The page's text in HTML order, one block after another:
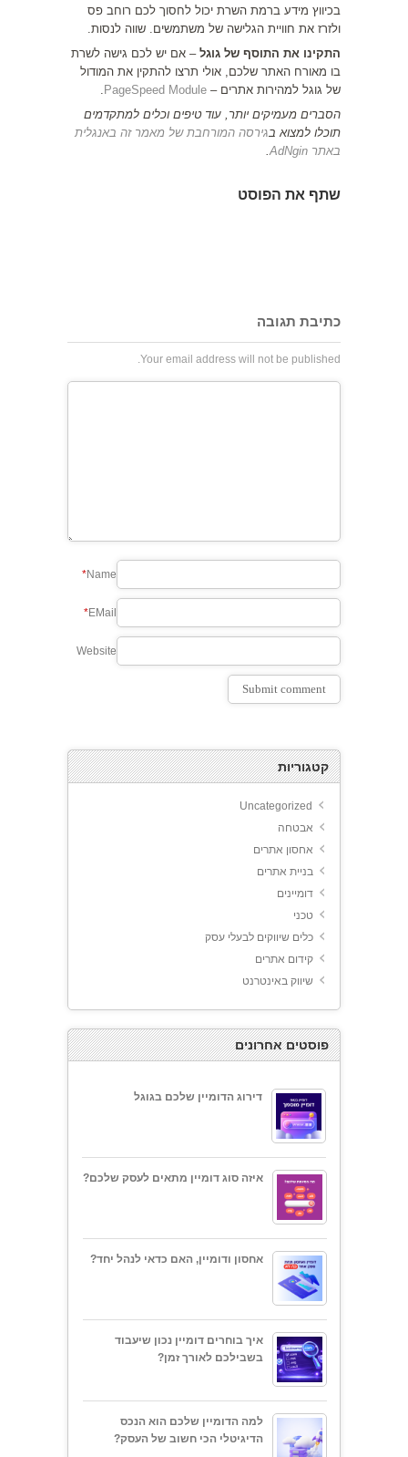
בכיווץ מידע ברמת השרת יכול לחסוך לכם רוחב פס
ולזרז את חוויית הגלישה של משתמשים. שווה לנסות.
התקינו את התוסף של גוגל – אם יש לכם גישה לשרת
בו מאורח האתר שלכם, אולי תרצו להתקין את המודול
של גוגל למהירות אתרים – PageSpeed Module
הסברים מעמיקים יותר, עוד טיפים וכלים למתקדמים
תוכלו למצוא בגירסה המורחבת של מאמר זה באנגלית
באתר AdNgin
שתף את הפוסט
כתיבת תגובה
Your email address will not be published.
Name
*
EMail
*
Website
קטגוריות
Uncategorized
אבטחה
אחסון אתרים
בניית אתרים
דומיינים
טכני
כלים שיווקים לבעלי עסק
קידום אתרים
שיווק באינטרנט
פוסטים אחרונים
דירוג הדומיין שלכם בגוגל
איזה סוג דומיין מתאים לעסק שלכם?
אחסון ודומיין, האם כדאי לנהל יחד?
איך בוחרים דומיין נכון שיעבוד
בשבילכם לאורך זמן?
למה הדומיין שלכם הוא הנכס
הדיגיטלי הכי חשוב של העסק?